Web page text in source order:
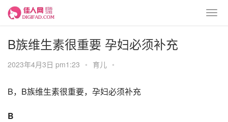
B族维生素很重要 孕妇必须补充
2023年4月3日 pm1:23 • 育儿 •
B，B族维生素很重要，孕妇必须补充
B